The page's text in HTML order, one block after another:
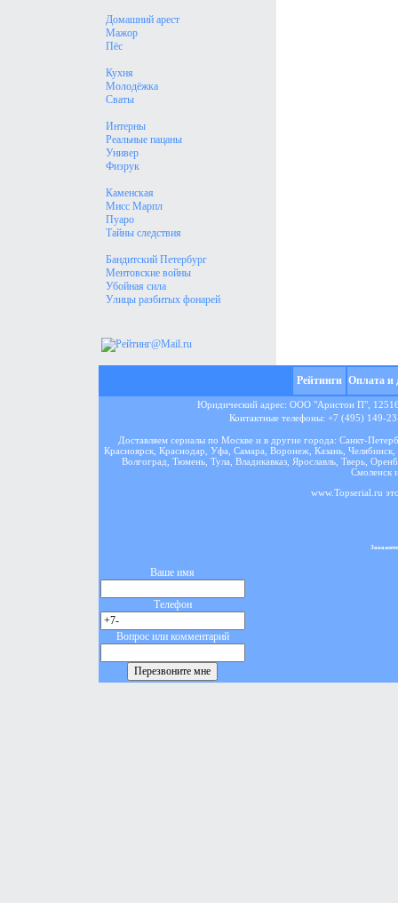
Домашний арест
Мажор
Пёс
Кухня
Молодёжка
Сваты
Интерны
Реальные пацаны
Универ
Физрук
Каменская
Мисс Марпл
Пуаро
Тайны следствия
Бандитский Петербург
Ментовские войны
Убойная сила
Улицы разбитых фонарей
Рейтинги Оплата и
Юридический адрес: ООО "Аристон П",
Контактные телефоны: +7 (495) 149-
Доставляем сериалы по Москве и в другие города: Санкт-
Красноярск, Краснодар, Уфа, Самара, Воронеж, Казань,
Волгоград, Тюмень, Тула, Владикавказ, Ярославль, Тверь,
Смоленск
www.Topserial.ru
Ваше имя
Телефон
Вопрос или комментарий